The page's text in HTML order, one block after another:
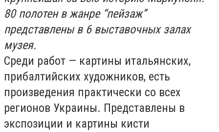
80 полотен в жанре “пейзаж”
представлены в 6 выставочных залах
музея.
Среди работ — картины итальянских,
прибалтийских художников, есть
произведения практически со всех
регионов Украины. Представлены в
экспозиции и картины кисти